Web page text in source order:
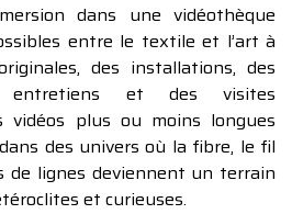
dans une vidéothèque
entre le textile et l’art à
des installations, des
entretiens et des visites
vidéos plus ou moins longues
des univers où la fibre, le fil
de lignes deviennent un terrain
et curieuses.